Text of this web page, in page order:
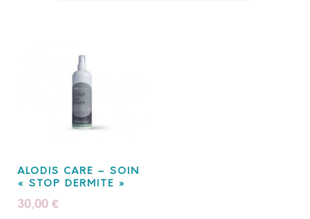
ALODIS CARE – SOIN
« STOP DERMITE »
30,00 €